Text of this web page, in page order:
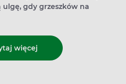
gdy grzeszków na
więcej